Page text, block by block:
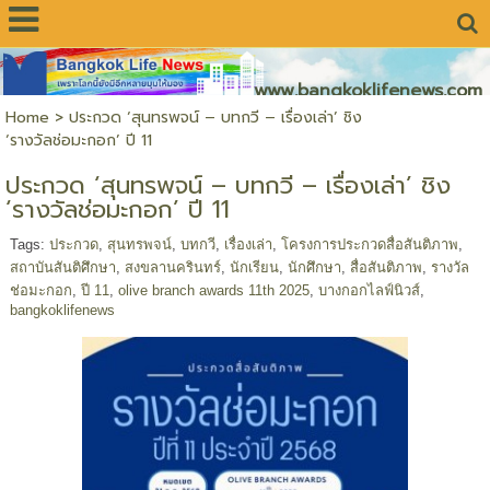
www.bangkoklifenews.com
Home > ประกวด ‘สุนทรพจน์ – บทกวี – เรื่องเล่า’ ชิง
‘รางวัลช่อมะกอก’ ปี 11
ประกวด ‘สุนทรพจน์ – บทกวี – เรื่องเล่า’ ชิง
‘รางวัลช่อมะกอก’ ปี 11
Tags: ประกวด, สุนทรพจน์, บทกวี, เรื่องเล่า โครงการประกวดสื่อสันติภาพ
สถาบันสันติศึกษา
สงขลานครินทร์, นักเรียน, นักศึกษา สื่อสันติภาพ รางวัล
ช่อมะกอก ปี 11 olive branch awards 11th 2025, บางกอกไลฟ์นิวส์,
bangkoklifenews